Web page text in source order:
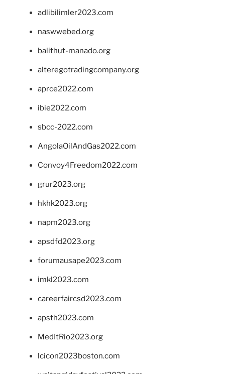
adlibilimler2023.com
naswwebed.org
balithut-manado.org
alteregotradingcompany.org
aprce2022.com
ibie2022.com
sbcc-2022.com
AngolaOilAndGas2022.com
Convoy4Freedom2022.com
grur2023.org
hkhk2023.org
napm2023.org
apsdfd2023.org
forumausape2023.com
imkl2023.com
careerfaircsd2023.com
apsth2023.com
MedItRio2023.org
lcicon2023boston.com